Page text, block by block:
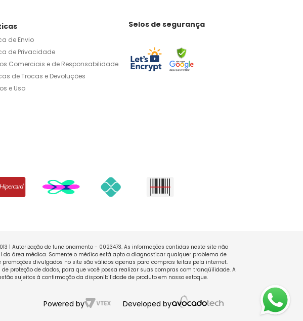
de Envio
de Privacidade
Comerciais e de Responsabilidade
de Trocas e Devoluções
e Uso
Selos de segurança
| Autorização de funcionamento - 0023473. As informações contidas neste site não
área médica. Somente o médico está apto a diagnosticar qualquer problema de
divulgados no site são válidos apenas para compras feitas pela internet.
proteção de dados, para que você possa realizar suas compras com tranqüilidade. A
sujeitos à confirmação da disponibilidade de produto em nosso estoque.
Powered by Developed by